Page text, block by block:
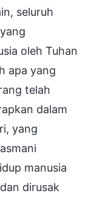
seluruh
oleh Tuhan
apa yang
telah
dalam
yang
manusia
dirusak